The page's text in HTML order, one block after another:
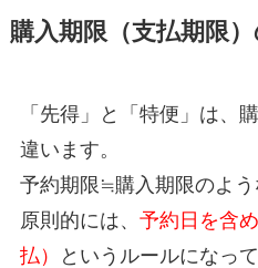
購入期限（支払期限
「先得」と「特便」は、
違います。
予約期限≒購入期限のよう
原則的には、 予約日を含
払）
というルールになって